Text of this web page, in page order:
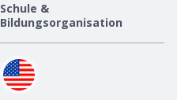
Schule &
Bildungsorganisation